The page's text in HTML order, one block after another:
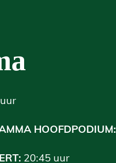
HOOFDPODIUM:
20:45 uur